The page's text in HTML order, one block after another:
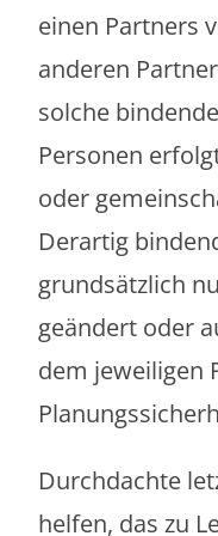
einen Partners
anderen
solche
Personen
oder
Derartig
grundsätzlich
geändert oder
dem jeweiligen
Durchdachte
helfen, das zu